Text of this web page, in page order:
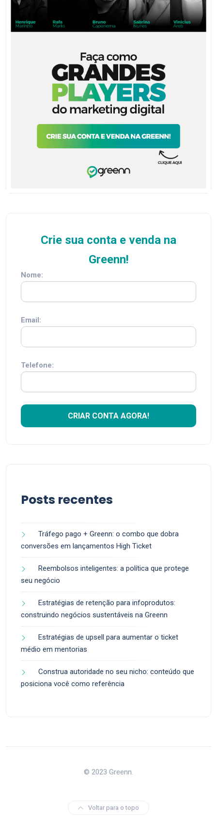
Crie sua conta e venda na
Greenn!
Nome:
Email:
Telefone:
Posts recentes
Tráfego pago + Greenn: o combo que dobra
conversões em lançamentos High Ticket
Reembolsos inteligentes: a política que protege
seu negócio
Estratégias de retenção para infoprodutos:
construindo negócios sustentáveis na Greenn
Estratégias de upsell para aumentar o ticket
médio em mentorias
Construa autoridade no seu nicho: conteúdo que
posiciona você como referência
© 2023 Greenn.
Voltar para o topo